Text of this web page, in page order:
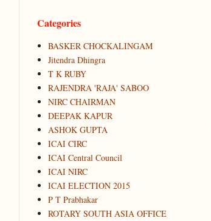
Categories
BASKER CHOCKALINGAM
Jitendra Dhingra
T K RUBY
RAJENDRA 'RAJA' SABOO
NIRC CHAIRMAN
DEEPAK KAPUR
ASHOK GUPTA
ICAI CIRC
ICAI Central Council
ICAI NIRC
ICAI ELECTION 2015
P T Prabhakar
ROTARY SOUTH ASIA OFFICE